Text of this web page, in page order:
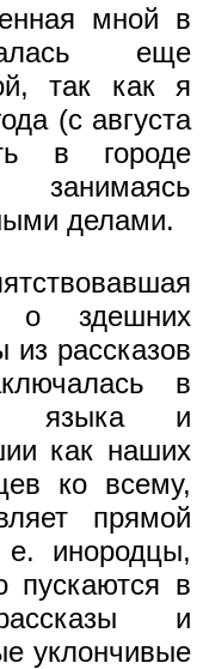
мной в
еще
так как я
(с августа
в городе
делами.
о здешних
рассказов
в
языка и
как наших
ко всему,
прямой
инородцы,
пускаются в
и
уклончивые